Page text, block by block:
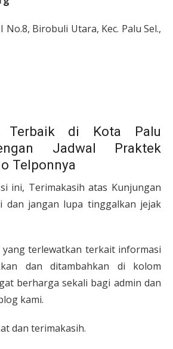
No.8, Birobuli Utara, Kec. Palu Sel.,
Terbaik di Kota Palu
Jadwal Praktek
Telponnya
ini, Terimakasih atas Kunjungan
dan jangan lupa tinggalkan jejak
yang terlewatkan terkait informasi
dan ditambahkan di kolom
berharga sekali bagi admin dan
kami.
dan terimakasih.